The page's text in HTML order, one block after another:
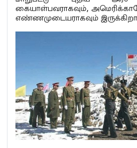
கையாள்பவராகவும்,
எண்ணமுடையராகவும்